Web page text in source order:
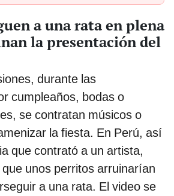
a una rata en plena
la presentación del
durante las
cumpleaños, bodas o
se contratan músicos o
la fiesta. En Perú, así
que contrató a un artista,
unos perritos arruinarían
a una rata. El video se